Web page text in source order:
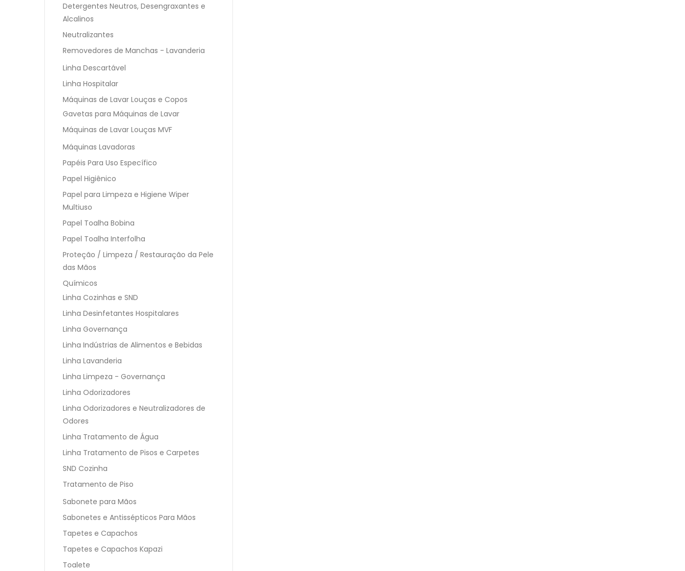
Detergentes Neutros, Desengraxantes e
Alcalinos
Neutralizantes
Removedores de Manchas - Lavanderia
Linha Descartável
Linha Hospitalar
Máquinas de Lavar Louças e Copos
Gavetas para Máquinas de Lavar
Máquinas de Lavar Louças MVF
Máquinas Lavadoras
Papéis Para Uso Específico
Papel Higiênico
Papel para Limpeza e Higiene Wiper
Multiuso
Papel Toalha Bobina
Papel Toalha Interfolha
Proteção / Limpeza / Restauração da Pele
das Mãos
Químicos
Linha Cozinhas e SND
Linha Desinfetantes Hospitalares
Linha Governança
Linha Indústrias de Alimentos e Bebidas
Linha Lavanderia
Linha Limpeza - Governança
Linha Odorizadores
Linha Odorizadores e Neutralizadores de
Odores
Linha Tratamento de Água
Linha Tratamento de Pisos e Carpetes
SND Cozinha
Tratamento de Piso
Sabonete para Mãos
Sabonetes e Antissépticos Para Mãos
Tapetes e Capachos
Tapetes e Capachos Kapazi
Toalete